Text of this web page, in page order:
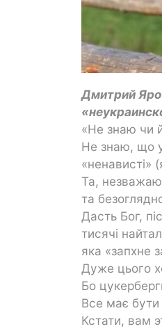
Дмитрий
«Не знаю чи
Не знаю, що
«ненависті»
Та,
та
Дасть Бог,
тисячі
яка «запхне
Дуже цього
Бо
Все має
Кстати, вам